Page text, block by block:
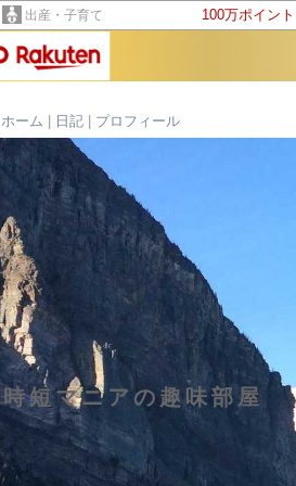
出産・子育て 100万ポイン
ホーム 日記 プロフィール
時短マニアの趣味部屋